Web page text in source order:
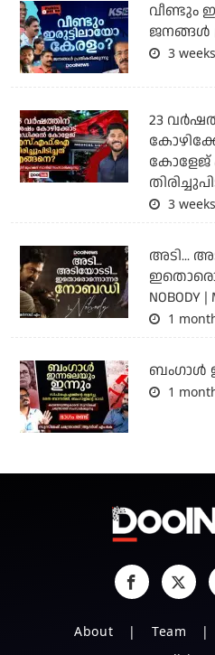
വീണ്ടും
ജനങ്ങൾ
3
23
3
അടി...
NOBODY |
1
ബംഗാള്‍
1
About Team